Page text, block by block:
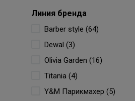
Линия бренда
Barber style (64)
Dewal (3)
Olivia Garden (16)
Titania (4)
Y&M Парикмахер (5)